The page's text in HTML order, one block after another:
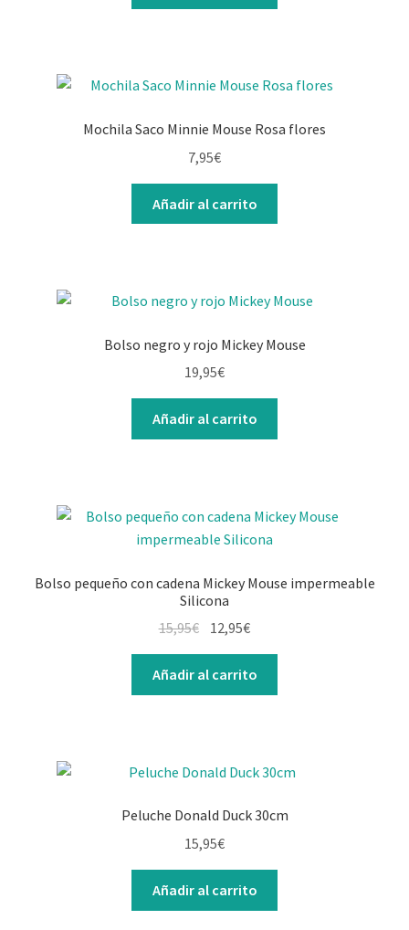
Mochila Saco Minnie Mouse Rosa flores
7,95€
Añadir al carrito
Bolso negro y rojo Mickey Mouse
19,95€
Añadir al carrito
Bolso pequeño con cadena Mickey Mouse impermeable
Silicona
15,95€ El
precio
original
era:
12,95€El
precio
actual
es:
Añadir al carrito
Peluche Donald Duck 30cm
15,95€
Añadir al carrito